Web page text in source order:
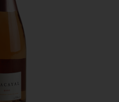
italiano